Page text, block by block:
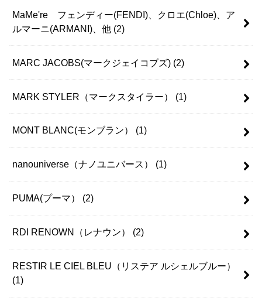
MaMe're フェンディー(FENDI)、クロエ(Chloe)、ア
ルマーニ(ARMANI)、他 (2)
MARC JACOBS(マークジェイコブズ) (2)
MARK STYLER（マークスタイラー） (1)
MONT BLANC(モンブラン） (1)
nanouniverse（ナノユニバース） (1)
PUMA(プーマ） (2)
RDI RENOWN（レナウン） (2)
RESTIR LE CIEL BLEU（リステア ルシェルブルー）
(1)